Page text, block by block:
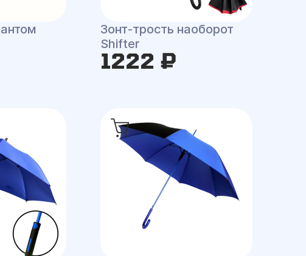
Зонт-трость наоборот
Shifter
1222 ₽